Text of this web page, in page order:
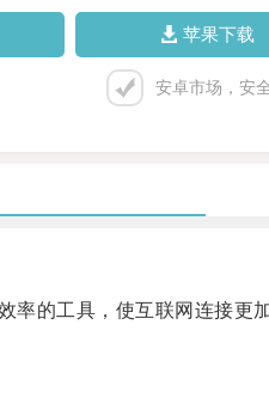
苹果下载
安卓市场，安
的工具，使互联网连接更加